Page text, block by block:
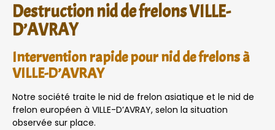
Destruction nid de frelons VILLE-
D’AVRAY
Intervention rapide pour nid de frelons à
VILLE-D’AVRAY
Notre société traite le nid de frelon asiatique et le nid de
frelon européen à VILLE-D’AVRAY, selon la situation
observée sur place.